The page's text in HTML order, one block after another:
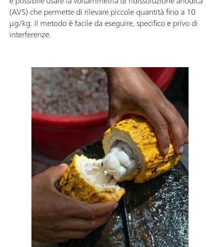
(AVS) che permette di rilevare piccole quantità fino a 10
µg/kg. Il metodo è facile da eseguire, specifico e privo di
interferenze.